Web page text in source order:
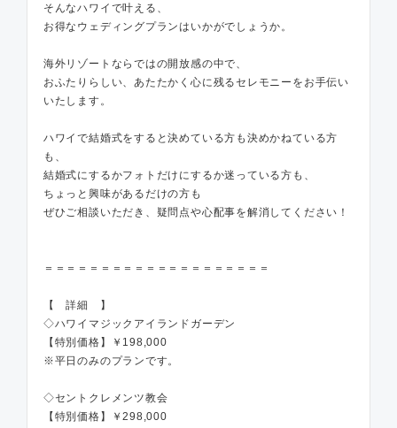
そんなハワイで叶える、
お得なウェディングプランはいかがでしょうか。
海外リゾートならではの開放感の中で、
おふたりらしい、あたたかく心に残るセレモニーをお手伝い
いたします。
ハワイで結婚式をすると決めている方も決めかねている方
も、
結婚式にするかフォトだけにするか迷っている方も、
ちょっと興味があるだけの方も
ぜひご相談いただき、疑問点や心配事を解消してください！
＝＝＝＝＝＝＝＝＝＝＝＝＝＝＝＝＝＝＝＝
【 詳細 】
◇ハワイマジックアイランドガーデン
【特別価格】￥198,000
※平日のみのプランです。
◇セントクレメンツ教会
【特別価格】￥298,000